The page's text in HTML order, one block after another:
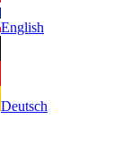
English
Deutsch